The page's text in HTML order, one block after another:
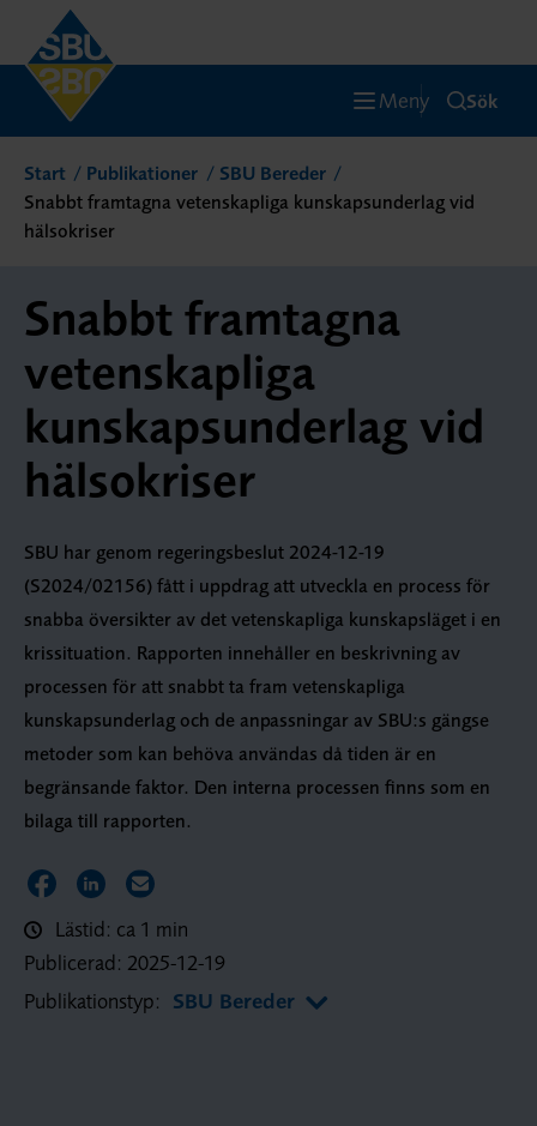
Meny Sök
Start Publikationer
SBU Bereder
Snabbt framtagna vetenskapliga kunskapsunderlag vid
hälsokriser
Snabbt framtagna
vetenskapliga
kunskapsunderlag vid
hälsokriser
SBU har genom regeringsbeslut 2024-12-19
(S2024/02156) fått i uppdrag att utveckla en process för
snabba översikter av det vetenskapliga kunskapsläget i en
krissituation. Rapporten innehåller en beskrivning av
processen för att snabbt ta fram vetenskapliga
kunskapsunderlag och de anpassningar av SBU:s gängse
metoder som kan behöva användas då tiden är en
begränsande faktor. Den interna processen finns som en
bilaga till rapporten.
Dela sidan på Facebook
Dela sidan på LinkedIn
Dela sidan via E-post
Lästid: ca 1 min
Publicerad: 2025-12-19
Publikationstyp: SBU Bereder